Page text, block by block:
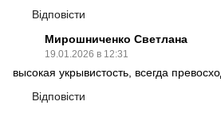
Відповісти
Мирошниченко Светлана
19.01.2026 в 12:31
высокая укрывистость, всегда
Відповісти